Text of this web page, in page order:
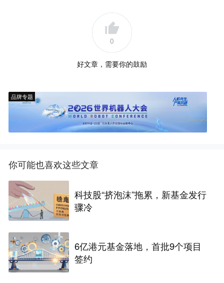
0
好文章，需要你的鼓励
品牌专题
你可能也喜欢这些文章
科技股“挤泡沫”拖累，新基金发行
骤冷
6亿港元基金落地，首批9个项目
签约